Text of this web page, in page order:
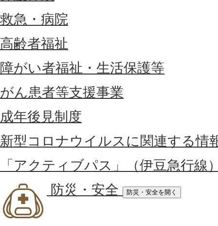
救急・病院
高齢者福祉
障がい者福祉・生活保護等
がん患者等支援事業
成年後見制度
新型コロナウイルスに関連する情
「アクティブパス」（伊豆急行線
防災・安全
防災・安全を開く